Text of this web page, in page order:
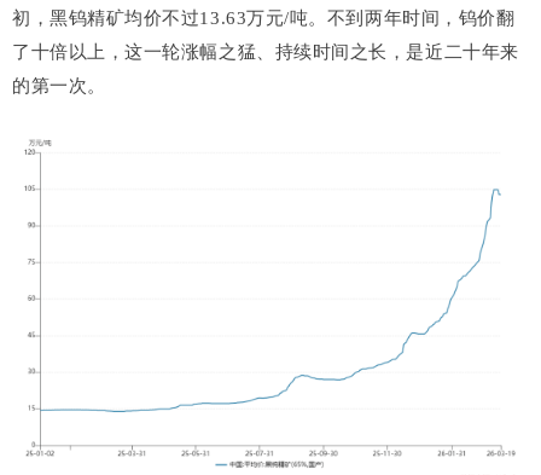
初，黑钨精矿均价不过13.63万元/吨。不到两年时间，钨价翻
了十倍以上，这一轮涨幅之猛、持续时间之长，是近二十年来
的第一次。